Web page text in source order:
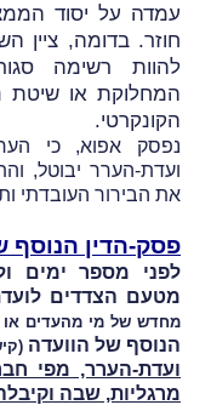
עמדה על יסוד
חוזר. בדומה, ציין
להוות רשימה
המחלוקת או שיטת
הקונקרטי.
נפסק אפוא, כי
ועדת-הערר יבוטל,
את הבירור העובדתי
פסק-הדין הנוסף
לפני מספר ימים
מטעם הצדדים
מחדש של מי מהעדים או
הנוסף של הוועדה (
ועדת-הערר, מפי
מרגליות, שבה